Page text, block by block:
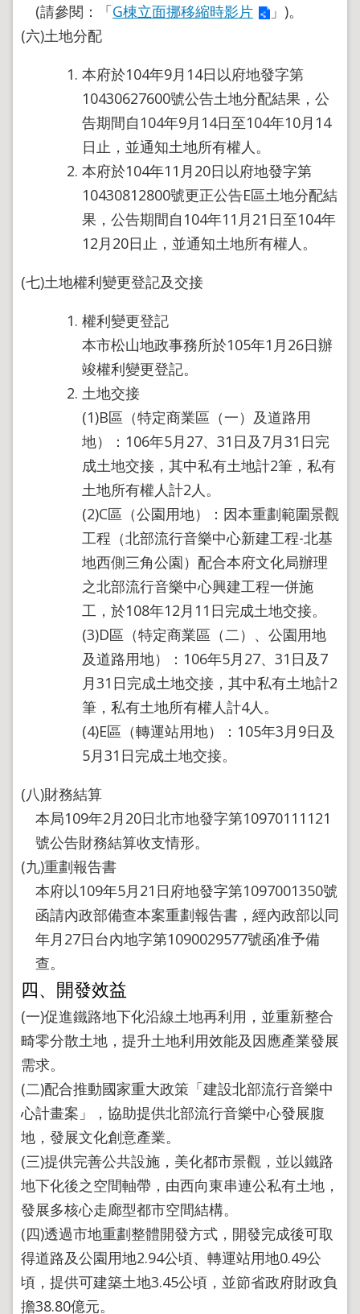
(請參閱：「G棟立面挪移縮時影片
」)。
(六)土地分配
本府於104年9月14日以府地發字第
10430627600號公告土地分配結果，公
告期間自104年9月14日至104年10月14
日止，並通知土地所有權人。
本府於104年11月20日以府地發字第
10430812800號更正公告E區土地分配結
果，公告期間自104年11月21日至104年
12月20日止，並通知土地所有權人。
(七)土地權利變更登記及交接
權利變更登記
本市松山地政事務所於105年1月26日辦
竣權利變更登記。
土地交接
(1)B區（特定商業區（一）及道路用
地）：106年5月27、31日及7月31日完
成土地交接，其中私有土地計2筆，私有
土地所有權人計2人。
(2)C區（公園用地）：因本重劃範圍景觀
工程（北部流行音樂中心新建工程-北基
地西側三角公園）配合本府文化局辦理
之北部流行音樂中心興建工程一併施
工，於108年12月11日完成土地交接。
(3)D區（特定商業區（二）、公園用地
及道路用地）：106年5月27、31日及7
月31日完成土地交接，其中私有土地計2
筆，私有土地所有權人計4人。
(4)E區（轉運站用地）：105年3月9日及
5月31日完成土地交接。
(八)財務結算
本局109年2月20日北市地發字第10970111121
號公告財務結算收支情形。
(九)重劃報告書
本府以109年5月21日府地發字第1097001350號
函請內政部備查本案重劃報告書，經內政部以同
年月27日台內地字第1090029577號函准予備
查。
四、開發效益
(一)促進鐵路地下化沿線土地再利用，並重新整合
畸零分散土地，提升土地利用效能及因應產業發展
需求。
(二)配合推動國家重大政策「建設北部流行音樂中
心計畫案」，協助提供北部流行音樂中心發展腹
地，發展文化創意產業。
(三)提供完善公共設施，美化都市景觀，並以鐵路
地下化後之空間軸帶，由西向東串連公私有土地，
發展多核心走廊型都市空間結構。
(四)透過市地重劃整體開發方式，開發完成後可取
得道路及公園用地2.94公頃、轉運站用地0.49公
頃，提供可建築土地3.45公頃，並節省政府財政負
擔38.80億元。